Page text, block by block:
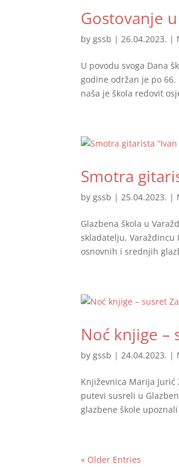
Gostovanje
bygssb |26.04.2023. |
U povodu svoga Dana
godine održan je po
naša je škola redovit
Smotra
bygssb |25.04.2023. |
Glazbena škola u
skladatelju, Varaždincu
osnovnih i srednjih
Noć knjige –
bygssb |24.04.2023. |
Književnica Marija
putevi susreli u
glazbene škole
« Older Entries